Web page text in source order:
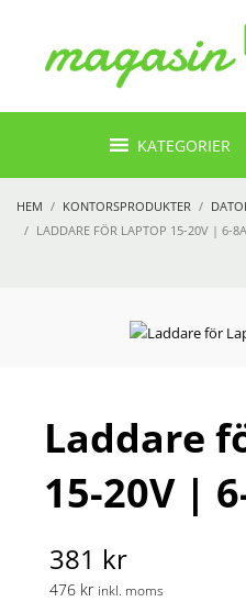
KATEGORIER
HEM KONTORSPRODUKTER
LADDARE FÖR LAPTOP 15-20V | 6-8A
Laddare
15-20V |
381 kr
476 kr inkl. moms